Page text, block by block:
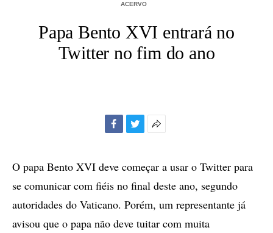
ACERVO
Papa Bento XVI entrará no
Twitter no fim do ano
compartilhamento
O papa Bento XVI deve começar a usar o Twitter para
se comunicar com fiéis no final deste ano, segundo
autoridades do Vaticano. Porém, um representante já
avisou que o papa não deve tuitar com muita